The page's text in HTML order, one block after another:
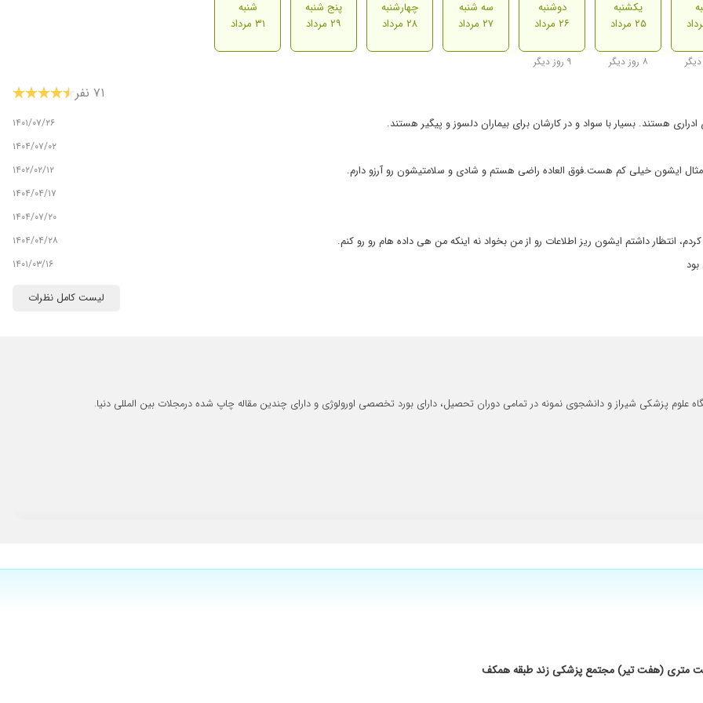
یکشنبه
۲۵ مرداد
۸ روز دیگر
دوشنبه
۲۶ مرداد
۹ روز دیگر
سه شنبه
۲۷ مرداد
چهارشنبه
۲۸ مرداد
پنج شنبه
۲۹ مرداد
شنبه
۳۱ مرداد
۷۱ نفر
هستند. بسیار با سواد و در کارشان برای بیماران دلسوز و پیگیر هستند. ۱۴۰۱/۰۷/۲۶
۱۴۰۴/۰۷/۰۲
ایشون خیلی کم هست.فوق العاده راضی هستم و شادی و سلامتیشون رو آرزو دارم. ۱۴۰۲/۰۲/۱۲
۱۴۰۴/۰۴/۱۷
۱۴۰۴/۰۷/۲۰
انتڟار داشتم ایشون ریز اطلاعات رو از من بخواد نه اینکه من هی داده هام رو رو کنم. ۱۴۰۴/۰۴/۲۸
۱۴۰۱/۰۳/۱۶
ایشان مراجعه کردم برای درمان سنگ کلیه بار اول که خدایی سنگ هشت میل از کلیه ام حرکت کرده بود را با دارو بر طرف کردن فعلا بار دوم هم داشتم که
لیست کامل نظرات
پزشکی شیراز و دانشجوی نمونه در تمامی دوران تحصیل، دارای بورد تخصصی اورولوژی و دارای چندین مقاله چاپ شده درمجلات بین المللی دنیا.
متری (هفت تیر) مجتمع پزشکی زند طبقه همکف